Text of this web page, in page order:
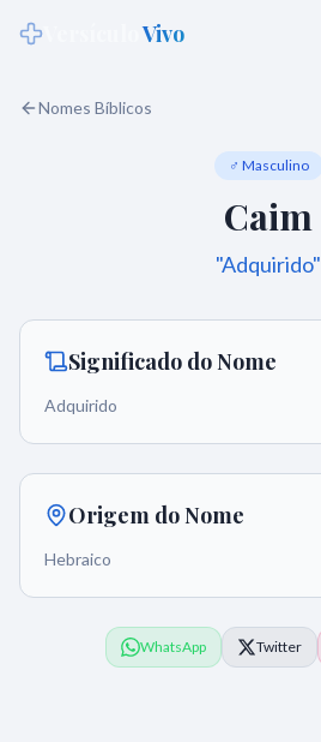
Vivo
Nomes Bíblicos
♂ Masculino
Caim
"Adquirido"
Significado do Nome
Adquirido
Origem do Nome
Hebraico
WhatsApp Twitter